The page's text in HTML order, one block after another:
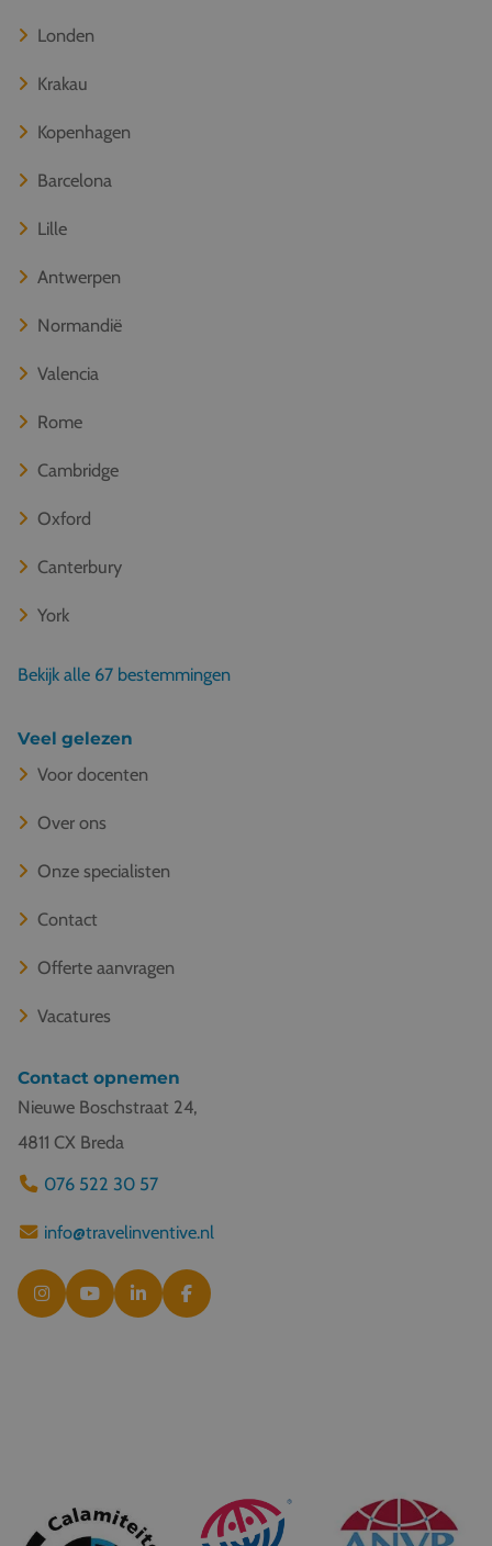
Londen
Krakau
Kopenhagen
Barcelona
Lille
Antwerpen
Normandië
Valencia
Rome
Cambridge
Oxford
Canterbury
York
Bekijk alle 67 bestemmingen
Veel gelezen
Voor docenten
Over ons
Onze specialisten
Contact
Offerte aanvragen
Vacatures
Contact opnemen
Nieuwe Boschstraat 24,
4811 CX Breda
076 522 30 57
info@travelinventive.nl